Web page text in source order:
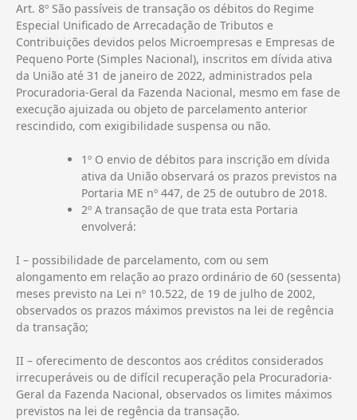
Art. 8º São passíveis de transação os débitos do Regime
Especial Unificado de Arrecadação de Tributos e
Contribuições devidos pelos Microempresas e Empresas de
Pequeno Porte (Simples Nacional), inscritos em dívida ativa
da União até 31 de janeiro de 2022, administrados pela
Procuradoria-Geral da Fazenda Nacional, mesmo em fase de
execução ajuizada ou objeto de parcelamento anterior
rescindido, com exigibilidade suspensa ou não.
1º O envio de débitos para inscrição em dívida
ativa da União observará os prazos previstos na
Portaria ME nº 447, de 25 de outubro de 2018.
2º A transação de que trata esta Portaria
envolverá:
I – possibilidade de parcelamento, com ou sem
alongamento em relação ao prazo ordinário de 60 (sessenta)
meses previsto na Lei nº 10.522, de 19 de julho de 2002,
observados os prazos máximos previstos na lei de regência
da transação;
II – oferecimento de descontos aos créditos considerados
irrecuperáveis ou de difícil recuperação pela Procuradoria-
Geral da Fazenda Nacional, observados os limites máximos
previstos na lei de regência da transação.